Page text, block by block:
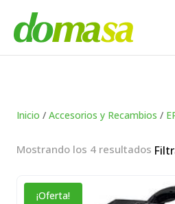
productos
Inicio / Accesorios y Recambios /
Mostrando los 4 resultados
¡Oferta!